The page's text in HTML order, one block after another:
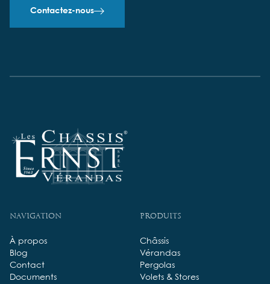
Contactez-nous
Navigation
À propos
Blog
Contact
Documents
Produits
Châssis
Vérandas
Pergolas
Volets & Stores